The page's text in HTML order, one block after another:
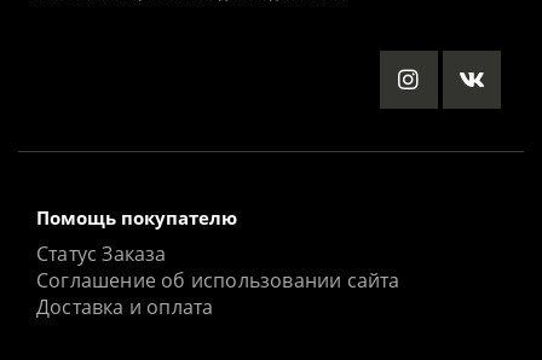
Помощь покупателю
Статус Заказа
Соглашение об использовании сайта
Доставка и оплата